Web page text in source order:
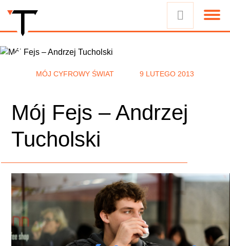
MÓJ CYFROWY ŚWIAT 9 LUTEGO 2013
Mój Fejs – Andrzej
Tucholski